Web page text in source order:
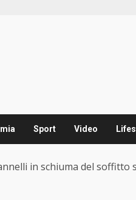
Sport Video
in schiuma del